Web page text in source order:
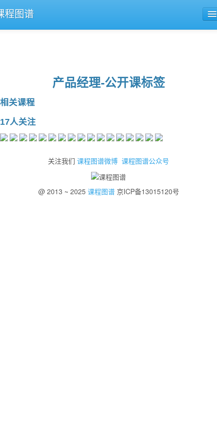
程图谱
产品经理-公开课标签
相关课程
17人关注
关注我们 课程图谱微博 课程图谱公众号
@ 2013 ~ 2025 课程图谱京ICP备13015120号